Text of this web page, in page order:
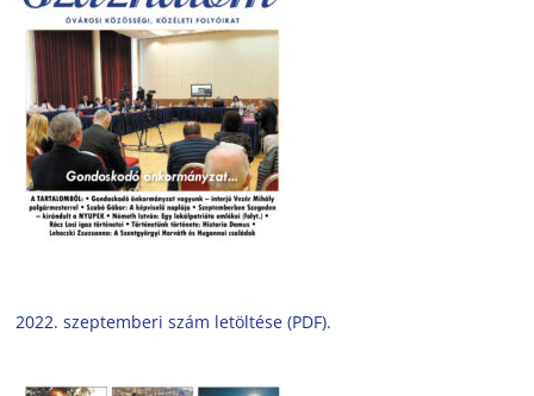
2022. szeptemberi szám letöltése (PDF).